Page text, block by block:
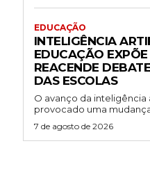
EDUCAÇÃO
INTELIGÊNCIA
EDUCAÇÃO
REACENDE
DAS ESCOLAS
O avanço da
provocado uma
7 de agosto de 2026